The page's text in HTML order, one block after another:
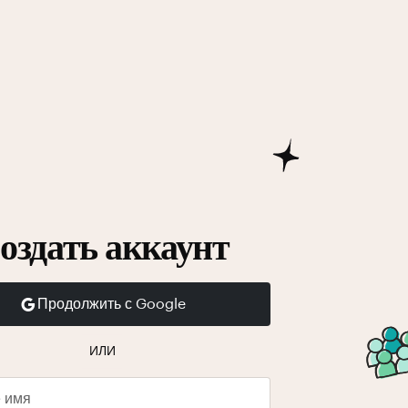
аккаунт
Продолжить с Google
ИЛИ